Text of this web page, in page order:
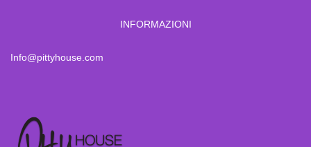
INFORMAZIONI
Info@pittyhouse.com